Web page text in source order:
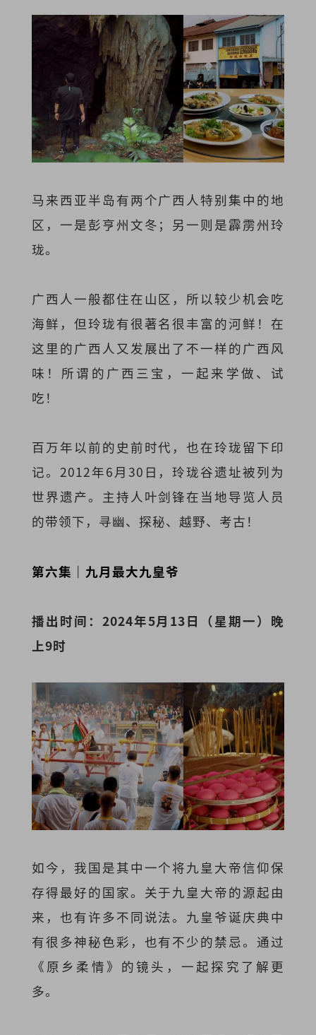
马来西亚半岛有两个广西人特别集中的地
区，一是彭亨州文冬；另一则是霹雳州玲
珑。
广西人一般都住在山区，所以较少机会吃
海鲜，但玲珑有很著名很丰富的河鲜！在
这里的广西人又发展出了不一样的广西风
味！所谓的广西三宝，一起来学做、试
吃！
百万年以前的史前时代，也在玲珑留下印
记。2012年6月30日，玲珑谷遗址被列为
世界遗产。主持人叶剑锋在当地导览人员
的带领下，寻幽、探秘、越野、考古！
第六集｜九月最大九皇爷
播出时间：2024年5月13日（星期一）晚
上9时
如今，我国是其中一个将九皇大帝信仰保
存得最好的国家。关于九皇大帝的源起由
来，也有许多不同说法。九皇爷诞庆典中
有很多神秘色彩，也有不少的禁忌。通过
《原乡柔情》的镜头，一起探究了解更
多。